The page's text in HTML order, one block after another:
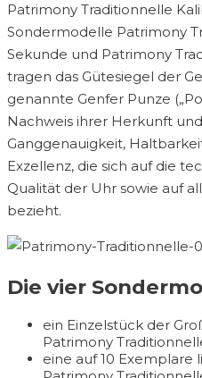
Patrimony Traditionnelle
Sondermodelle Patrimony
Sekunde und Patrimony
tragen das Gütesiegel der
genannte Genfer Punze
Nachweis ihrer Herkunft
Ganggenauigkeit,
Exzellenz, die sich auf die
Qualität der Uhr sowie auf
bezieht.
Die vier
ein Einzelstück der
Patrimony
eine auf 10 Exemplare